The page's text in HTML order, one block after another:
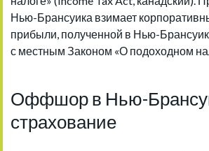
Нью-Брансуика взимает
прибыли, полученной в Нью-
с местным Законом «О подоходном
Оффшор в Нью-
страхование